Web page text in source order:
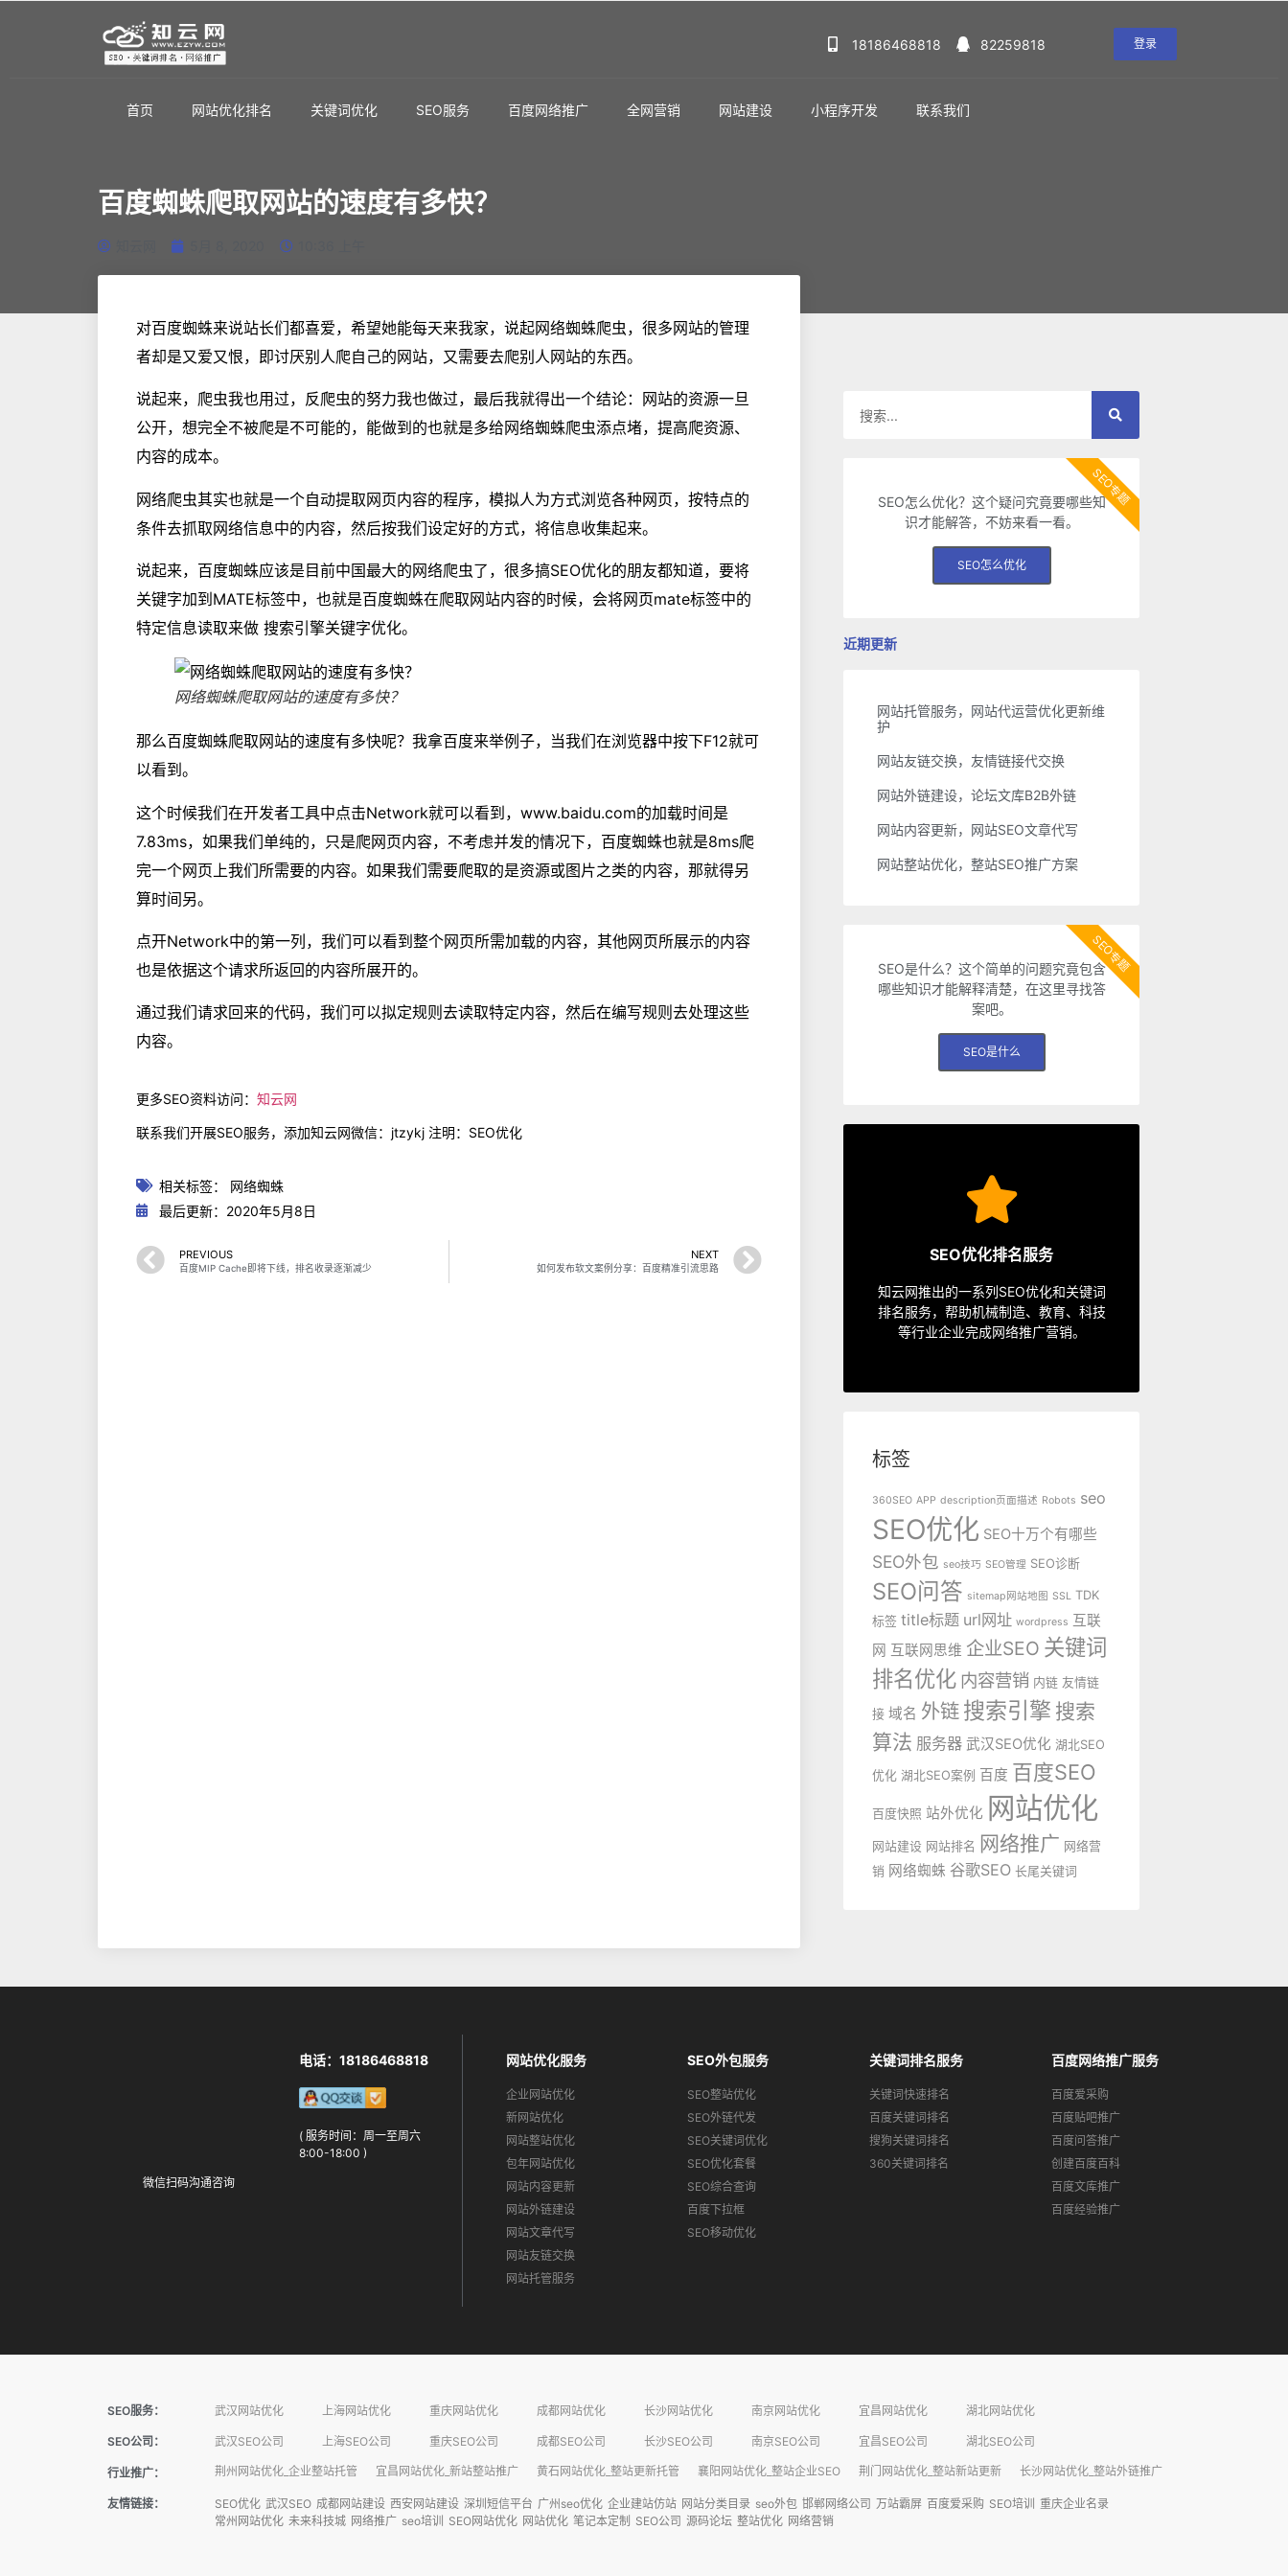
18186468818 82259818 登录
首页 网站优化排名 关键词优化 SEO服务 百度网络推广 全网营销 网站建设 小程序开发 联系我们
百度蜘蛛爬取网站的速度有多快？
对百度蜘蛛来说站长们都喜爱，希望她能每天来我家，说起网络蜘蛛爬虫，很多网站的管理
者却是又爱又恨，即讨厌别人爬自己的网站，又需要去爬别人网站的东西。
说起来，爬虫我也用过，反爬虫的努力我也做过，最后我就得出一个结论：网站的资源一旦
公开，想完全不被爬是不可能的，能做到的也就是多给网络蜘蛛爬虫添点堵，提高爬资源、
内容的成本。
网络爬虫其实也就是一个自动提取网页内容的程序，模拟人为方式浏览各种网页，按特点的
条件去抓取网络信息中的内容，然后按我们设定好的方式，将信息收集起来。
说起来，百度蜘蛛应该是目前中国最大的网络爬虫了，很多搞SEO优化的朋友都知道，要将
关键字加到MATE标签中，也就是百度蜘蛛在爬取网站内容的时候，会将网页mate标签中的
特定信息读取来做 搜索引擎关键字优化。
网络蜘蛛爬取网站的速度有多快？
那么百度蜘蛛爬取网站的速度有多快呢？我拿百度来举例子，当我们在浏览器中按下F12就可
以看到。
这个时候我们在开发者工具中点击Network就可以看到，www.baidu.com的加载时间是
7.83ms，如果我们单纯的，只是爬网页内容，不考虑并发的情况下，百度蜘蛛也就是8ms爬
完一个网页上我们所需要的内容。如果我们需要爬取的是资源或图片之类的内容，那就得另
算时间另。
点开Network中的第一列，我们可以看到整个网页所需加载的内容，其他网页所展示的内容
也是依据这个请求所返回的内容所展开的。
通过我们请求回来的代码，我们可以拟定规则去读取特定内容，然后在编写规则去处理这些
内容。
更多SEO资料访问： 知云网
联系我们开展SEO服务，添加知云网微信：jtzykj 注明：SEO优化
相关标签：
网络蜘蛛
最后更新：2020年5月8日
PREVIOUS
百度MIP Cache即将下线，排名收录逐渐减少
NEXT
如何发布软文案例分享：百度精准引流思路
SEO怎么优化？这个疑问究竟要哪些知
识才能解答，不妨来看一看。
SEO怎么优化
SEO专题
近期更新
网站托管服务，网站代运营优化更新维
护
网站友链交换，友情链接代交换
网站外链建设，论坛文库B2B外链
网站内容更新，网站SEO文章代写
网站整站优化，整站SEO推广方案
SEO是什么？这个简单的问题究竟包含
哪些知识才能解释清楚，在这里寻找答
案吧。
SEO是什么
SEO专题
SEO优化排名服务
知云网推出的一系列SEO优化和关键词
排名服务，帮助机械制造、教育、科技
等行业企业完成网络推广营销。
SEO服务中心
指定关键词优化、整站优化、SEO套
从容应对各种优化需求。
SEO服务
标签
360SEO APP description页面描述 Robots seo
SEO优化 SEO十万个有哪些
SEO外包 seo技巧 SEO管理 SEO诊断
SEO问答 sitemap网站地图 SSL TDK
标签 title标题 url网址 wordpress 互联
网 互联网思维 企业SEO 关键词
排名优化 内容营销 内链 友情链
接 域名 外链 搜索引擎 搜索
算法 服务器 武汉SEO优化 湖北SEO
优化 湖北SEO案例 百度 百度SEO
百度快照 站外优化 网站优化
网站建设 网站排名 网络推广 网络营
销 网络蜘蛛 谷歌SEO 长尾关键词
微信扫码沟通咨询
电话：18186468818
( 服务时间：周一至周六
8:00-18:00 )
网站优化服务
企业网站优化
新网站优化
网站整站优化
包年网站优化
网站内容更新
网站外链建设
网站文章代写
网站友链交换
网站托管服务
SEO外包服务
SEO整站优化
SEO外链代发
SEO关键词优化
SEO优化套餐
SEO综合查询
百度下拉框
SEO移动优化
关键词排名服务
关键词快速排名
百度关键词排名
搜狗关键词排名
360关键词排名
百度网络推广服务
百度爱采购
百度贴吧推广
百度问答推广
创建百度百科
百度文库推广
百度经验推广
SEO服务： 武汉网站优化 上海网站优化 重庆网站优化 成都网站优化 长沙网站优化 南京网站优化 宜昌网站优化 湖北网站优化
SEO公司： 武汉SEO公司 上海SEO公司 重庆SEO公司 成都SEO公司 长沙SEO公司 南京SEO公司 宜昌SEO公司 湖北SEO公司
行业推广： 荆州网站优化_企业整站托管 宜昌网站优化_新站整站推广​ 黄石网站优化_整站更新托管​ 襄阳网站优化_整站企业SEO​ 荆门网站优化_整站新站更新 长沙网站优化_整站外链推广​
友情链接： SEO优化 武汉SEO 成都网站建设 西安网站建设 深圳短信平台 广州seo优化 企业建站仿站 网站分类目录 seo外包 邯郸网络公司 万站霸屏 百度爱采购 SEO培训 重庆企业名录
常州网站优化 未来科技城 网络推广 seo培训 SEO网站优化 网站优化 笔记本定制 SEO公司 源码论坛 整站优化 网络营销